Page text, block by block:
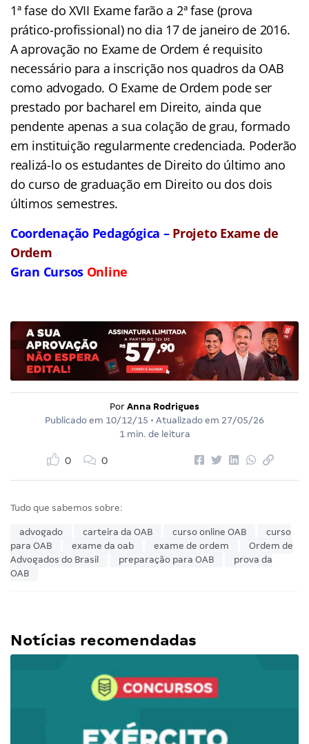
1ª fase do XVII Exame farão a 2ª fase (prova
prático-profissional) no dia 17 de janeiro de 2016.
A aprovação no Exame de Ordem é requisito
necessário para a inscrição nos quadros da OAB
como advogado. O Exame de Ordem pode ser
prestado por bacharel em Direito, ainda que
pendente apenas a sua colação de grau, formado
em instituição regularmente credenciada. Poderão
realizá-lo os estudantes de Direito do último ano
do curso de graduação em Direito ou dos dois
últimos semestres.
Coordenação Pedagógica – Projeto Exame de
Ordem
Gran Cursos Online
Por Anna Rodrigues
Publicado em 10/12/15 • Atualizado em 27/05/26
1 min. de leitura
0 0
Tudo que sabemos sobre:
advogado carteira da OAB curso online OAB
curso
para OAB
exame da oab exame de ordem
Ordem de
Advogados do Brasil
preparação para OAB
prova da
OAB
Notícias recomendadas